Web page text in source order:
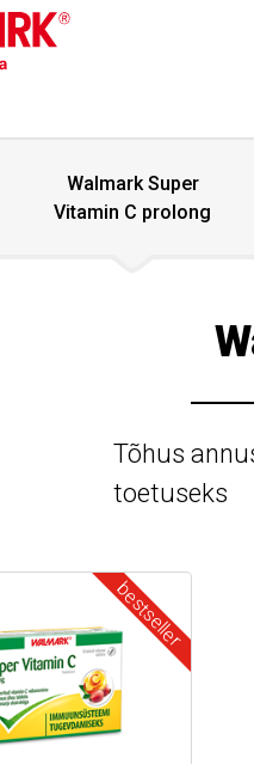
Walmark Super
Vitamin C prolong
Tõhus
toetuseks
bestseller